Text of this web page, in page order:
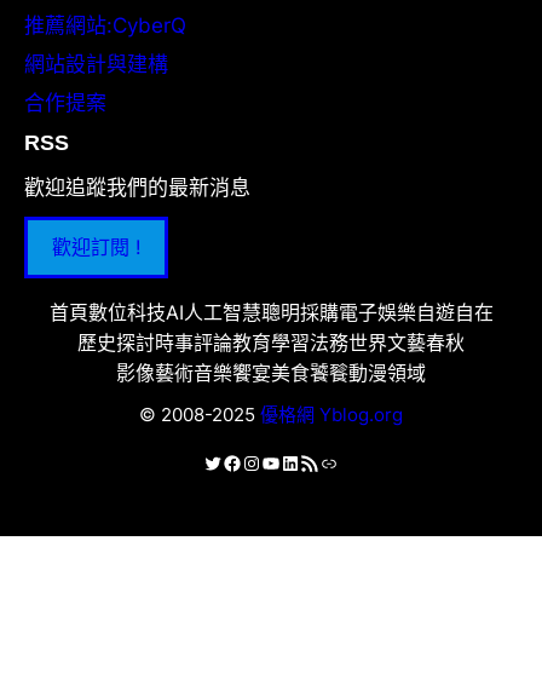
推薦網站:CyberQ
網站設計與建構
合作提案
RSS
歡迎追蹤我們的最新消息
歡迎訂閱 !
首頁數位科技AI人工智慧聰明採購電子娛樂自遊自在
歷史探討時事評論教育學習法務世界文藝春秋
影像藝術音樂饗宴美食饕餮動漫領域
© 2008-2025 優格網 Yblog.org
X Facebook
Instagram
YouTube
LinkedIn
RSS 資訊提供連結